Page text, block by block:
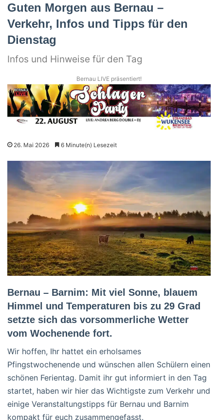
Guten Morgen aus Bernau –
Verkehr, Infos und Tipps für den
Dienstag
Infos und Hinweise für den Tag
Bernau LIVE präsentiert!
26. Mai 2026 6 Minute(n) Lesezeit
Bernau – Barnim: Mit viel Sonne, blauem
Himmel und Temperaturen bis zu 29 Grad
setzte sich das vorsommerliche Wetter
vom Wochenende fort.
Wir hoffen, Ihr hattet ein erholsames
Pfingstwochenende und wünschen allen Schülern einen
schönen Ferientag. Damit ihr gut informiert in den Tag
startet, haben wir hier das Wichtigste zum Verkehr und
einige Veranstaltungstipps für Bernau und Barnim
kompakt für euch zusammengefasst.